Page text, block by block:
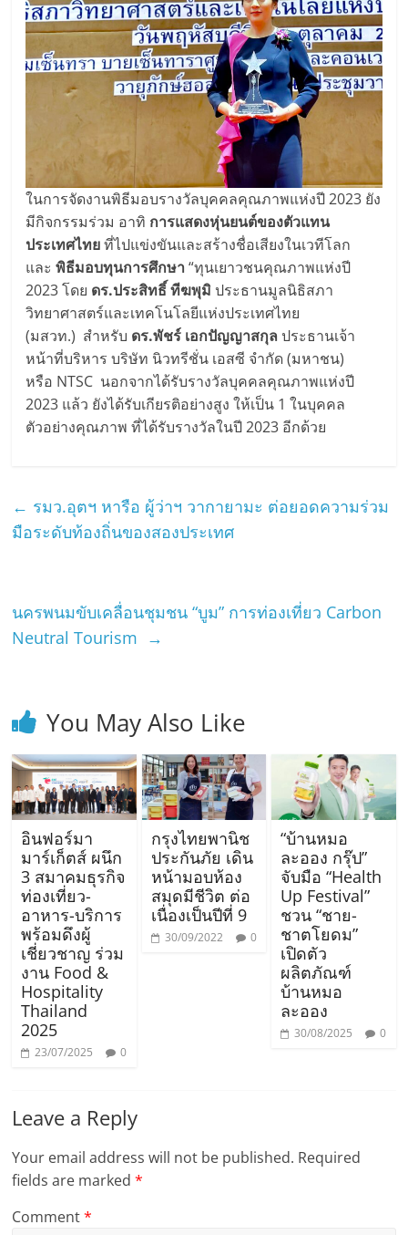
ในการจัดงานพิธีมอบรางวัลบุคคลคุณภาพแห่งปี 2023 ยัง
มีกิจกรรมร่วม อาทิ การแสดงหุ่นยนต์ของตัวแทน
ประเทศไทยที่ไปแข่งขันและสร้างชื่อเสียงในเวทีโลก
และพิธีมอบทุนการศึกษา “ทุนเยาวชนคุณภาพแห่งปี
2023 โดย ดร.ประสิทธิ์ ทีฆพุมิประธานมูลนิธิสภา
วิทยาศาสตร์และเทคโนโลยีแห่งประเทศไทย
(มสวท.) สำหรับ ดร.พัชร์ เอกปัญญาสกุล ประธานเจ้า
หน้าที่บริหาร บริษัท นิวทรีชั่น เอสซี จำกัด (มหาชน)
หรือ NTSC นอกจากได้รับรางวัลบุคคลคุณภาพแห่งปี
2023 แล้ว ยังได้รับเกียรติอย่างสูง ให้เป็น 1 ในบุคคล
ตัวอย่างคุณภาพ ที่ได้รับรางวัลในปี 2023 อีกด้วย
← รมว.อุตฯ หารือ ผู้ว่าฯ วากายามะ ต่อยอดความร่วม
มือระดับท้องถิ่นของสองประเทศ
นครพนมขับเคลื่อนชุมชน “บูม” การท่องเที่ยว Carbon
Neutral Tourism →
You May Also Like
อินฟอร์มา
มาร์เก็ตส์ ผนึก
3 สมาคมธุรกิจ
ท่องเที่ยว-
อาหาร-บริการ
พร้อมดึงผู้
เชี่ยวชาญ ร่วม
งาน Food &
Hospitality
Thailand
2025
23/07/2025 0
กรุงไทยพานิช
ประกันภัย เดิน
หน้ามอบห้อง
สมุดมีชีวิต ต่อ
เนื่องเป็นปีที่ 9
30/09/2022 0
“บ้านหมอ
ละออง กรุ๊ป”
จับมือ “Health
Up Festival”
ชวน “ชาย-
ชาตโยดม”
เปิดตัว
ผลิตภัณฑ์
บ้านหมอ
ละออง
30/08/2025 0
Leave a Reply
Your email address will not be published. Required
fields are marked*
Comment*